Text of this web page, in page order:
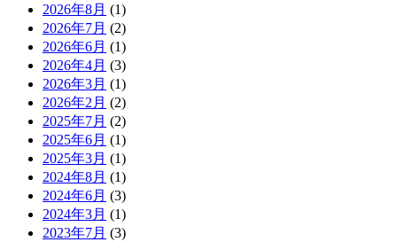
2026年8月 (1)
2026年7月 (2)
2026年6月 (1)
2026年4月 (3)
2026年3月 (1)
2026年2月 (2)
2025年7月 (2)
2025年6月 (1)
2025年3月 (1)
2024年8月 (1)
2024年6月 (3)
2024年3月 (1)
2023年7月 (3)